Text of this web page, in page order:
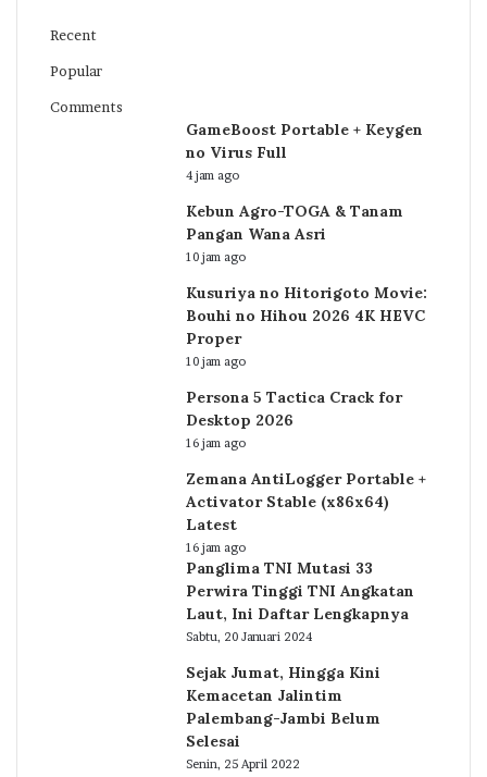
Recent
Popular
Comments
GameBoost Portable + Keygen
no Virus Full
4 jam ago
Kebun Agro-TOGA & Tanam
Pangan Wana Asri
10 jam ago
Kusuriya no Hitorigoto Movie:
Bouhi no Hihou 2026 4K HEVC
Proper
10 jam ago
Persona 5 Tactica Crack for
Desktop 2026
16 jam ago
Zemana AntiLogger Portable +
Activator Stable (x86x64)
Latest
16 jam ago
Panglima TNI Mutasi 33
Perwira Tinggi TNI Angkatan
Laut, Ini Daftar Lengkapnya
Sabtu, 20 Januari 2024
Sejak Jumat, Hingga Kini
Kemacetan Jalintim
Palembang-Jambi Belum
Selesai
Senin, 25 April 2022